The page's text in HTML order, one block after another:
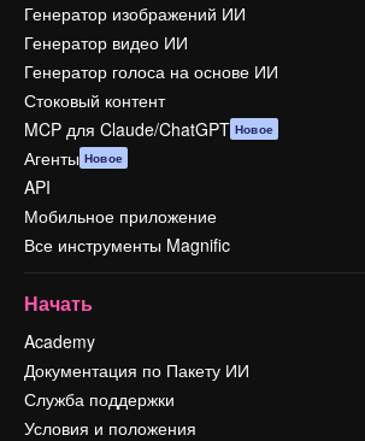
Генератор изображений ИИ
Генератор видео ИИ
Генератор голоса на основе ИИ
Стоковый контент
MCP для Claude/ChatGPT Новое
Агенты Новое
API
Мобильное приложение
Все инструменты Magnific
Начать
Academy
Документация по Пакету ИИ
Служба поддержки
Условия и положения